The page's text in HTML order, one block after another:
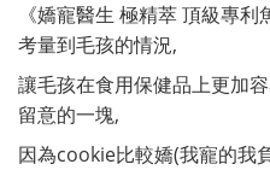
《嬌寵醫生 極精萃 頂級專
考量到毛孩的情況,
讓毛孩在食用保健品上更加
留意的一塊,
因為cookie比較嬌(我寵的我